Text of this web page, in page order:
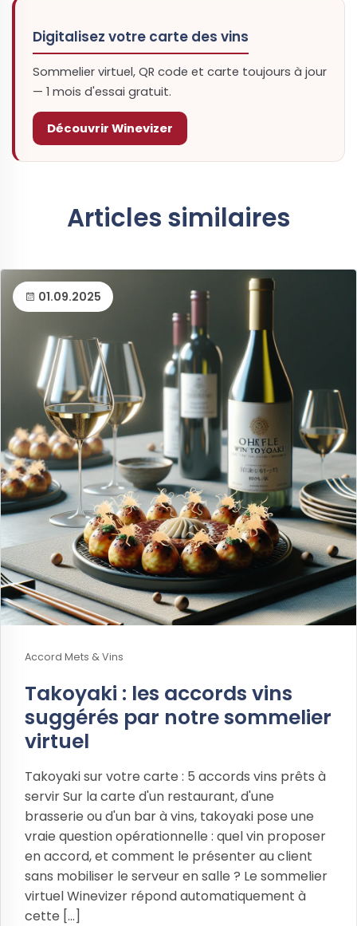
Digitalisez votre carte des vins
Sommelier virtuel, QR code et carte toujours à jour
— 1 mois d'essai gratuit.
Découvrir Winevizer
Articles similaires
01.09.2025
Accord Mets & Vins
Takoyaki : les accords vins
suggérés par notre sommelier
virtuel
Takoyaki sur votre carte : 5 accords vins prêts à
servir Sur la carte d'un restaurant, d'une
brasserie ou d'un bar à vins, takoyaki pose une
vraie question opérationnelle : quel vin proposer
en accord, et comment le présenter au client
sans mobiliser le serveur en salle ? Le sommelier
virtuel Winevizer répond automatiquement à
cette [...]